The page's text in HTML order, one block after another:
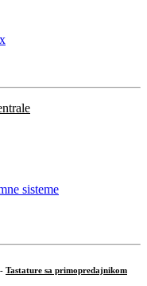
- Tastature sa primopredajnikom